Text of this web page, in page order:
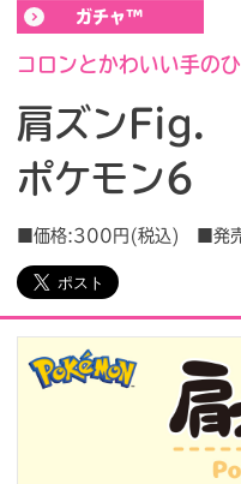
イベント&キャン
EVENT&CAMPAIGN
お客様相談室
SUPPORT
会社情報
プレスリリース
ビジ
ガチャ™
コロンとかわいい手の
肩ズンFig.
ポケモン6
■価格:300円(税込) ■発